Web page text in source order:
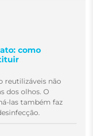
como
reutilizáveis não
dos olhos. O
las também faz